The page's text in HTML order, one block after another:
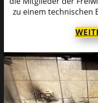
zu einem technischen